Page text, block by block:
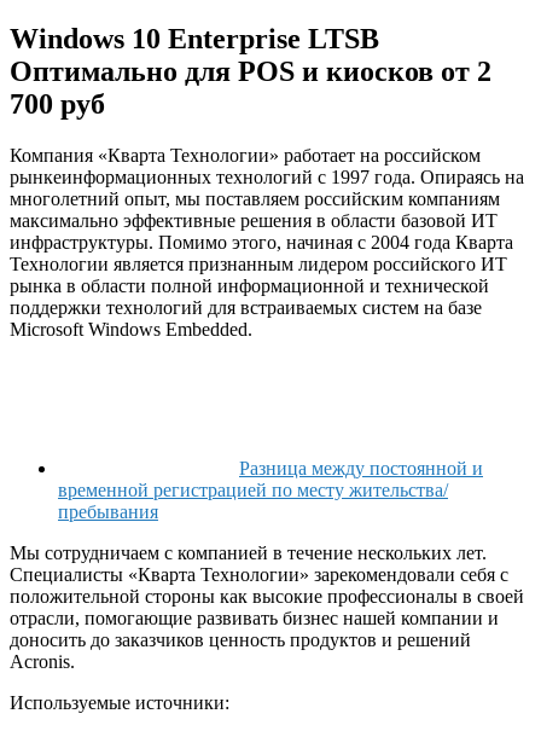
Windows 10 Enterprise LTSB
Оптимально для POS и киосков от 2
700 руб
Компания «Кварта Технологии» работает на российском
рынкеинформационных технологий с 1997 года. Опираясь на
многолетний опыт, мы поставляем российским компаниям
максимально эффективные решения в области базовой ИТ
инфраструктуры. Помимо этого, начиная с 2004 года Кварта
Технологии является признанным лидером российского ИТ
рынка в области полной информационной и технической
поддержки технологий для встраиваемых систем на базе
Microsoft Windows Embedded.
Разница между постоянной и
временной регистрацией по месту жительства/
пребывания
Мы сотрудничаем с компанией в течение нескольких лет.
Специалисты «Кварта Технологии» зарекомендовали себя с
положительной стороны как высокие профессионалы в своей
отрасли, помогающие развивать бизнес нашей компании и
доносить до заказчиков ценность продуктов и решений
Acronis.
Используемые источники: